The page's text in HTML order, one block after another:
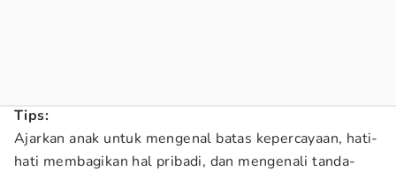
Tips:
Ajarkan anak untuk mengenal batas kepercayaan, hati-
hati membagikan hal pribadi, dan mengenali tanda-